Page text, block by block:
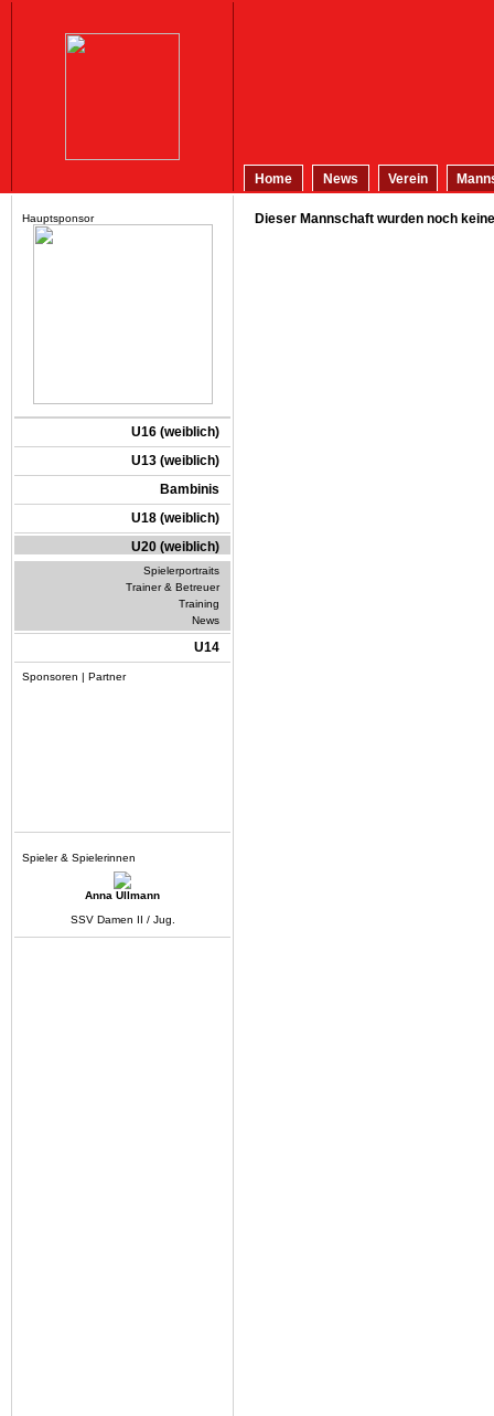
Home News Verein
Hauptsponsor
U16 (weiblich)
U13 (weiblich)
Bambinis
U18 (weiblich)
U20 (weiblich)
Spielerportraits
Trainer & Betreuer
Training
News
U14
Sponsoren | Partner
Spieler & Spielerinnen
Anna Ullmann
SSV Damen II / Jug.
Dieser Mannschaft wurden noch